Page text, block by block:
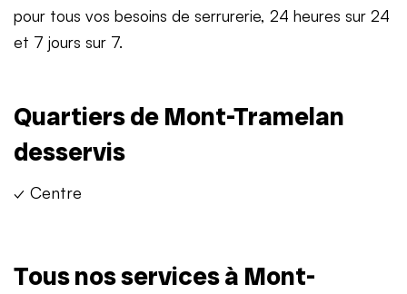
pour tous vos besoins de serrurerie, 24 heures sur 24
et 7 jours sur 7.
Quartiers de Mont-Tramelan
desservis
✓ Centre
Tous nos services à Mont-